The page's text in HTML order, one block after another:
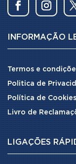
INFORMAÇÃO
Termos e
Politica de
Política de Cookies
Livro de
LIGAÇÕES